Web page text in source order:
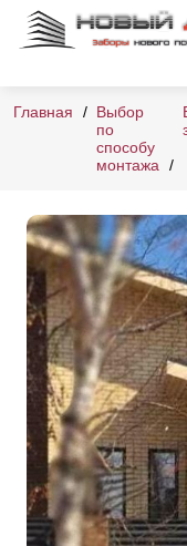
Главная
Выбор
по
способу
монтажа